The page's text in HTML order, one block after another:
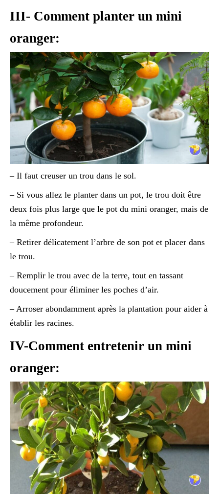
III- Comment planter un mini
oranger:
– Il faut creuser un trou dans le sol.
– Si vous allez le planter dans un pot, le trou doit être
deux fois plus large que le pot du mini oranger, mais de
la même profondeur.
– Retirer délicatement l’arbre de son pot et placer dans
le trou.
– Remplir le trou avec de la terre, tout en tassant
doucement pour éliminer les poches d’air.
– Arroser abondamment après la plantation pour aider à
établir les racines.
IV-Comment entretenir un mini
oranger: